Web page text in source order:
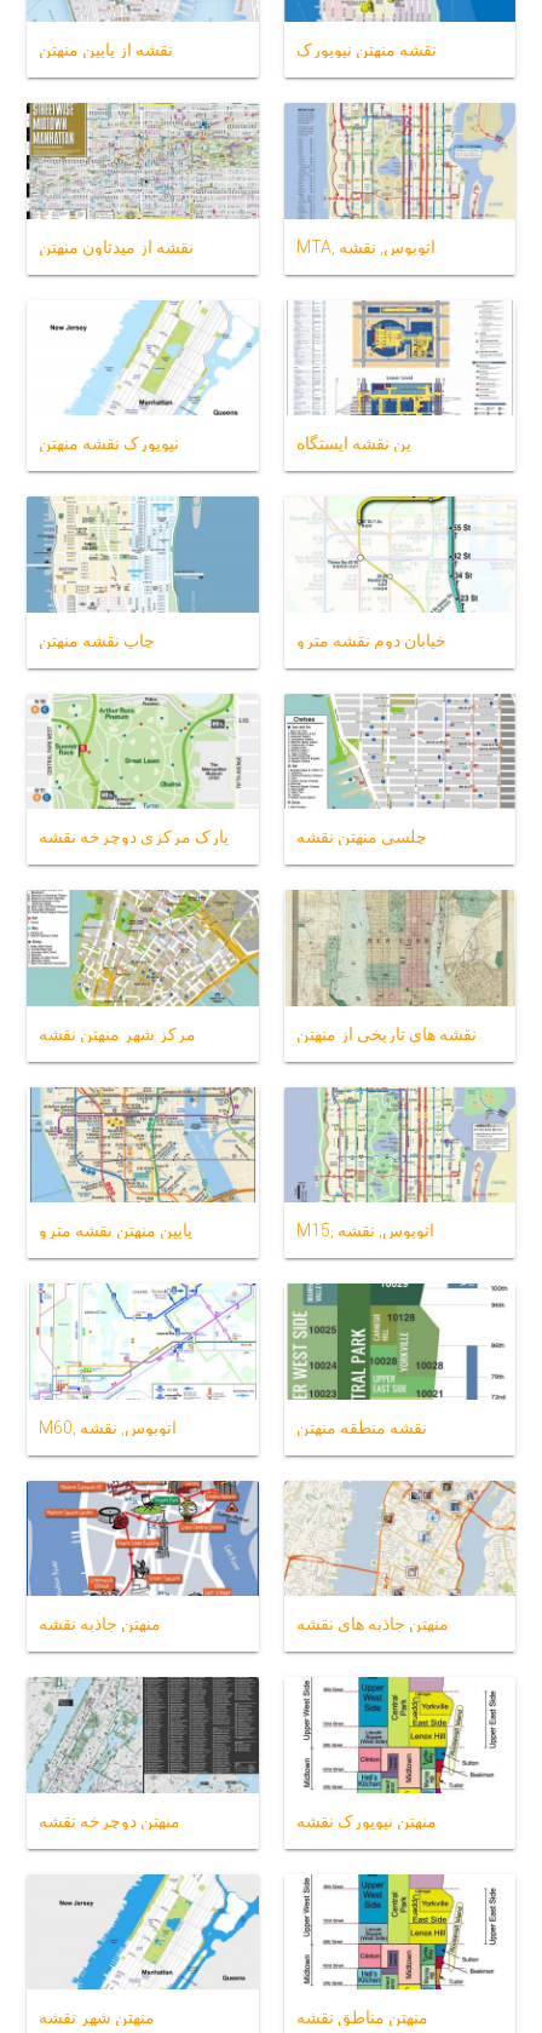
نقشه از پایین منهتن نقشه منهتن نیویورک
نقشه از میدتاون منهتن MTA, اتوبوس, نقشه
نیویورک نقشه منهتن پن نقشه ایستگاه
چاپ نقشه منهتن خیابان دوم نقشه مترو
پارک مرکزی دوچرخه نقشه چلسی منهتن نقشه
مرکز شهر منهتن نقشه نقشه های تاریخی از منهتن
پایین منهتن نقشه مترو M15, اتوبوس, نقشه
M60, اتوبوس, نقشه نقشه منطقه منهتن
منهتن جاذبه نقشه منهتن جاذبه های نقشه
منهتن دوچرخه نقشه منهتن نیویورک نقشه
منهتن شهر نقشه منهتن مناطق نقشه